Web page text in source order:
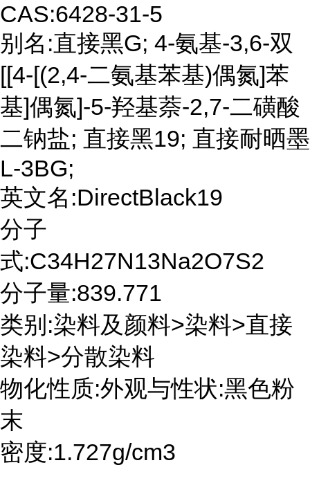
CAS:6428-31-5
别名:直接黑G; 4-氨基-3,6-双
[[4-[(2,4-二氨基苯基)偶氮]苯
基]偶氮]-5-羟基萘-2,7-二磺酸
二钠盐; 直接黑19; 直接耐晒墨
L-3BG;
英文名:DirectBlack19
分子
式:C34H27N13Na2O7S2
分子量:839.771
类别:染料及颜料>染料>直接
染料>分散染料
物化性质:外观与性状:黑色粉
末
密度:1.727g/cm3